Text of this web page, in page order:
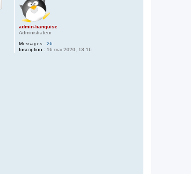
admin-banquise
Administrateur
Messages : 26
Inscription : 16 mai 2020, 18:16